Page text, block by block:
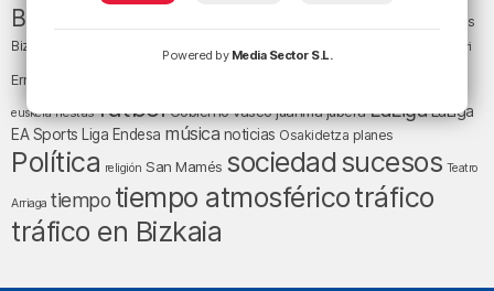
Bizkaia y sus comarcas
Cáritas
Bizkaia
Enkarterri
Ernesto Valverde Euskadi (País Vasco)
euskera fiestas fútbol Gobierno vasco juanma jubera LaLiga LaLiga
EA Sports Liga Endesa música noticias Osakidetza planes
Política religión San Mamés sociedad sucesos Teatro
Arriaga tiempo tiempo atmosféricotráfico
tráfico en Bizkaia
Powered by Media Sector S.L.